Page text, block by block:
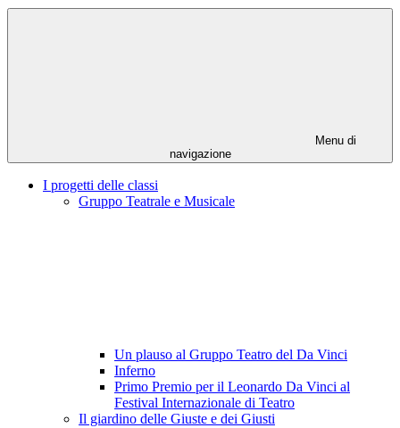
Menu di
navigazione
I progetti delle classi
Gruppo Teatrale e Musicale
Un plauso al Gruppo Teatro del Da Vinci
Inferno
Primo Premio per il Leonardo Da Vinci al
Festival Internazionale di Teatro
Il giardino delle Giuste e dei Giusti